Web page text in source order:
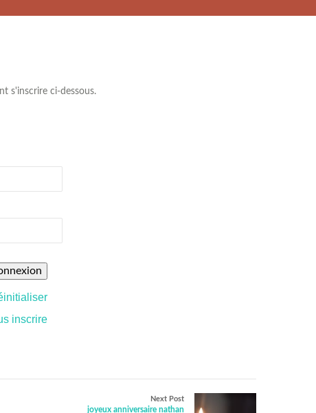
s'inscrire ci-dessous.
inscrire
Next Post
joyeux anniversaire nathan